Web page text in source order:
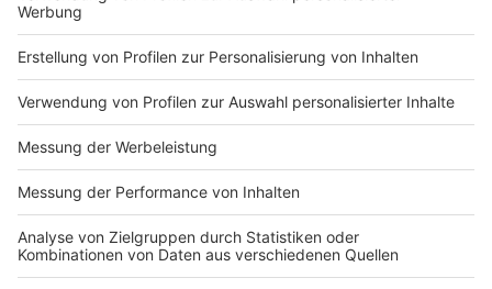
Nutzung des Service zu, um dieses
Video anzusehen.
Mehr Informationen
Akzeptieren
powered byUsercentrics Consent
Management Platform